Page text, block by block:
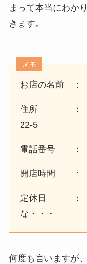
まって本当にわか
きます。
メモ
お店の名前
住所 ： 静
22-5
電話番号 ：
開店時間
定休日 ：
な・・・
何度も言いますが